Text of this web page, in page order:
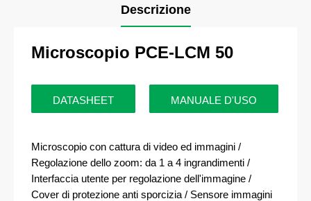
Descrizione
Microscopio PCE-LCM 50
DATASHEET MANUALE D'USO
Microscopio con cattura di video ed immagini /
Regolazione dello zoom: da 1 a 4 ingrandimenti /
Interfaccia utente per regolazione dell'immagine /
Cover di protezione anti sporcizia / Sensore immagini